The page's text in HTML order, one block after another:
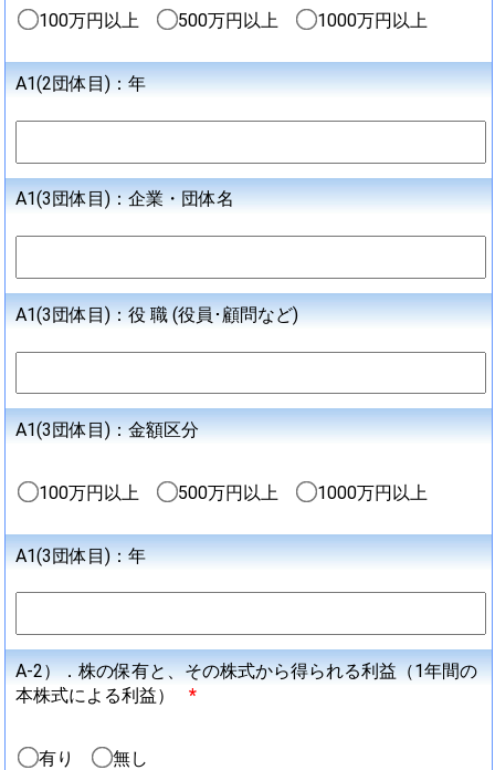
100万円以上 500万円以上 1000万円以上
A1(2団体目)：年
A1(3団体目)：企業・団体名
A1(3団体目)：役 職 (役員･顧問など)
A1(3団体目)：金額区分
100万円以上 500万円以上 1000万円以上
A1(3団体目)：年
A-2）．株の保有と、その株式から得られる利益（1年間の
本株式による利益）
*
有り
無し